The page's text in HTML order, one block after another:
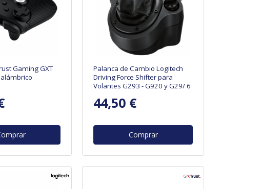
Gaming GXT
Palanca de Cambio Logitech
Driving Force Shifter para
Volantes G293 - G920 y G29/ 6
44,50 €
Comprar